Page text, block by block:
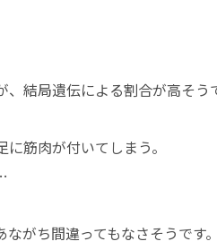
結局遺伝による割合が高そう
筋肉が付いてしまう。
がち間違ってもなさそうです。